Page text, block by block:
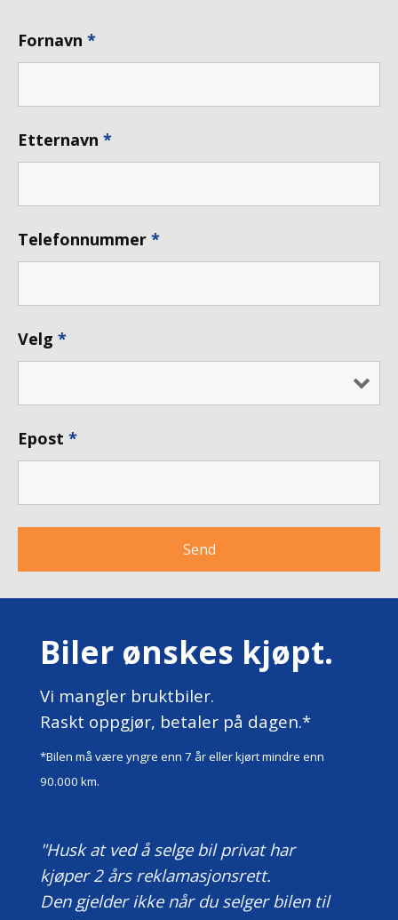
Fornavn *
Etternavn *
Telefonnummer *
Velg *
Epost *
Biler ønskes kjøpt.
Vi mangler bruktbiler.
Raskt oppgjør, betaler på dagen.*
*Bilen må være yngre enn 7 år eller kjørt mindre enn
90.000 km.
"Husk at ved å selge bil privat har
kjøper 2 års reklamasjonsrett.
Den gjelder ikke når du selger bilen til